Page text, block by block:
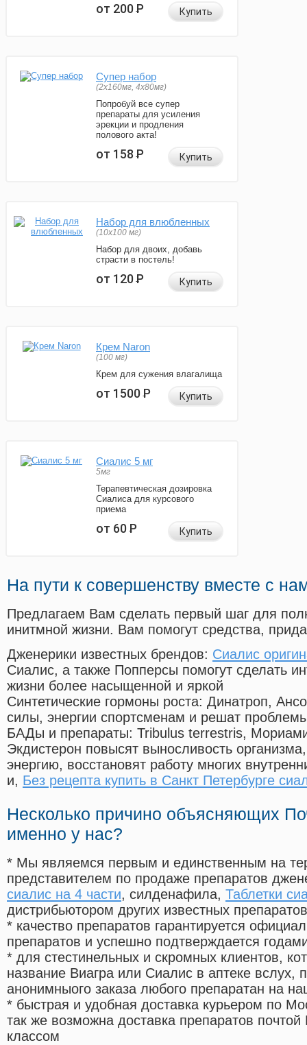
от 200Р Купить
Супер набор
(2х160мг, 4х80мг)
Попробуй все супер
препараты для усиления
эрекции и продления
полового акта!
от 158Р Купить
Набор для влюбленных
(10х100 мг)
Набор для двоих, добавь
страсти в постель!
от 120Р Купить
Крем Naron
(100 мг)
Крем для сужения влагалища
от 1500Р Купить
Сиалис 5 мг
5мг
Терапевтическая дозировка
Сиалиса для курсового
приема
от 60Р Купить
На пути к совершенству вместе с
Предлагаем Вам сделать первый шаг для
инитмной жизни. Вам помогут средства,
Дженерики известных брендов: Сиалис
Сиалис, а также Попперсы помогут сделать
жизни более насыщенной и яркой
Синтетические гормоны роста: Динатроп,
силы, энергии спортсменам и решат
БАДы и препараты: Tribulus terrestris,
Экдистерон повысят выносливость
энергию, восстановят работу многих
и, Без рецепта купить в Санкт Петербурге
Несколько причино объясняющих
именно у нас?
* Мы являемся первым и единственным на
представителем по продаже препаратов
сиалис на 4 части, силденафила, Таблетки
дистрибьютором других известных препаратов
* качество препаратов гарантируется
препаратов и успешно подтверждается
* для стестинельных и скромных клиентов,
название Виагра или Сиалис в аптеке вслух,
анонимныого заказа любого препаратан на
* быстрая и удобная доставка курьером по
так же возможна доставка препаратов
классом